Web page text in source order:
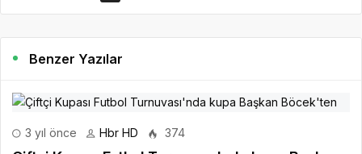
Benzer Yazılar
3 yıl önce Hbr HD 374